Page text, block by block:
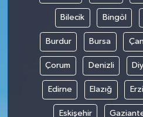
Bilecik Bingöl
Burdur Bursa
Çorum Denizli
Edirne Elazığ
Eskişehir